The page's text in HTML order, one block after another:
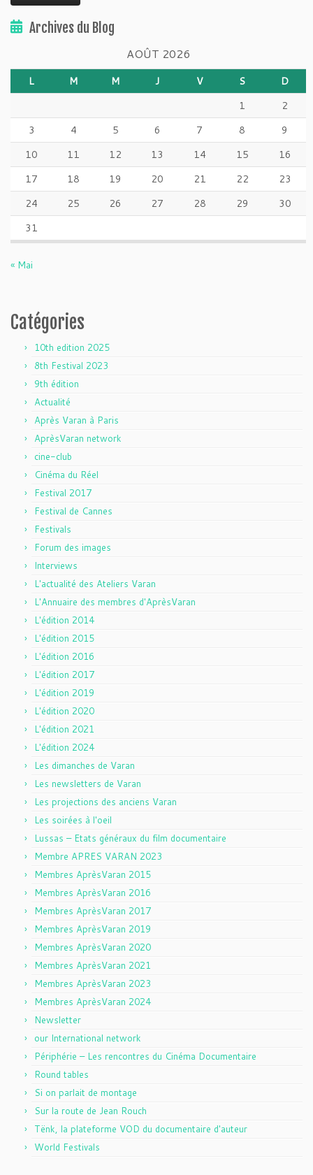
Archives du Blog
AOÛT 2026
L M M J V S
D
1
2
3
4 5 6 7 8
9
10
11 12 13 14 15
16
17
18 19 20 21 22
23
24
25 26 27 28 29
30
31
« Mai
Catégories
10th edition 2025
8th Festival 2023
9th édition
Actualité
Après Varan à Paris
AprèsVaran network
cine-club
Cinéma du Réel
Festival 2017
Festival de Cannes
Festivals
Forum des images
Interviews
L'actualité des Ateliers Varan
L'Annuaire des membres d'AprèsVaran
L'édition 2014
L'édition 2015
L'édition 2016
L'édition 2017
L'édition 2019
L'édition 2020
L'édition 2021
L'édition 2024
Les dimanches de Varan
Les newsletters de Varan
Les projections des anciens Varan
Les soirées à l'oeil
Lussas – Etats généraux du film documentaire
Membre APRES VARAN 2023
Membres AprèsVaran 2015
Membres AprèsVaran 2016
Membres AprèsVaran 2017
Membres AprèsVaran 2019
Membres AprèsVaran 2020
Membres AprèsVaran 2021
Membres AprèsVaran 2023
Membres AprèsVaran 2024
Newsletter
our International network
Périphérie – Les rencontres du Cinéma Documentaire
Round tables
Si on parlait de montage
Sur la route de Jean Rouch
Tënk, la plateforme VOD du documentaire d'auteur
World Festivals